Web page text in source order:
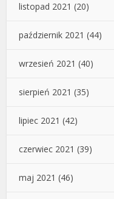
listopad 2021 (20)
październik 2021 (44)
wrzesień 2021 (40)
sierpień 2021 (35)
lipiec 2021 (42)
czerwiec 2021 (39)
maj 2021 (46)